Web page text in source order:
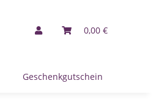
0,00 €
Geschenkgutschein